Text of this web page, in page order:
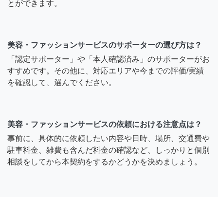
とができます。
美容・ファッションサービスのサポーターの選び方は？
「認定サポーター」や「本人確認済み」のサポーターがお
すすめです。その他に、対応エリアや今までの評価/実績
を確認して、選んでください。
美容・ファッションサービスの依頼における注意点は？
事前に、具体的に依頼したい内容や日時、場所、交通費や
駐車料金、雑費も含んだ料金の確認など、しっかりと個別
相談をしてから本契約をするかどうかを決めましょう。